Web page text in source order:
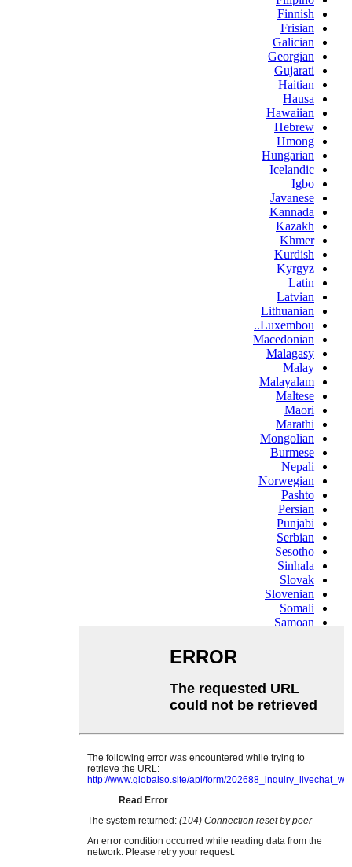
Finnish
Frisian
Galician
Georgian
Gujarati
Haitian
Hausa
Hawaiian
Hebrew
Hmong
Hungarian
Icelandic
Igbo
Javanese
Kannada
Kazakh
Khmer
Kurdish
Kyrgyz
Latin
Latvian
Lithuanian
Luxembou..
Macedonian
Malagasy
Malay
Malayalam
Maltese
Maori
Marathi
Mongolian
Burmese
Nepali
Norwegian
Pashto
Persian
Punjabi
Serbian
Sesotho
Sinhala
Slovak
Slovenian
Somali
Samoan
Swahili
Tajik
Telugu
Ukrainian
Urdu
Welsh
Xhosa
Yiddish